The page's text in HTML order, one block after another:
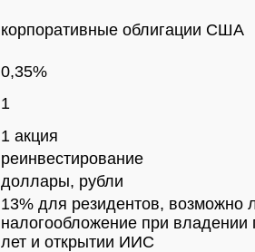
корпоративные облигации США
0,35%
1
1 акция
реинвестирование
доллары, рубли
13% для резидентов, возможно
налогообложение при владении
лет и открытии ИИС